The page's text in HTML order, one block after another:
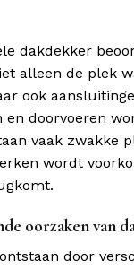
dakdekker
alleen de plek
ook
en doorvoeren
vaak zwakke
wordt
oorzaken van
door